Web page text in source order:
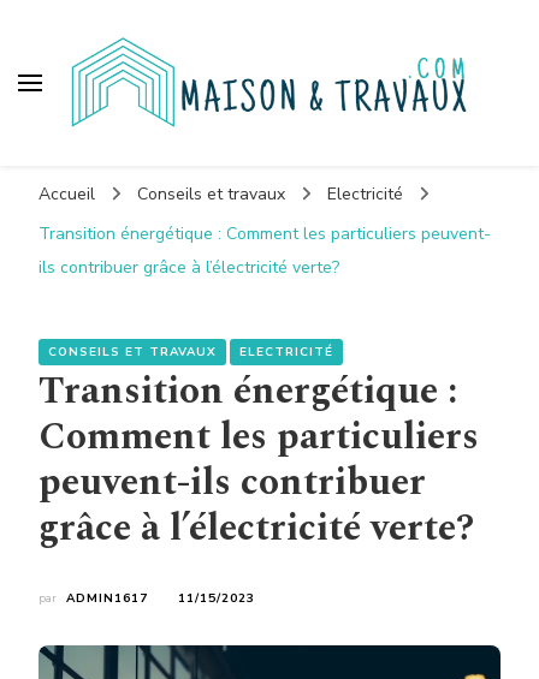
Accueil Conseils et travaux
Electricité
Transition énergétique : Comment les particuliers peuvent-
ils contribuer grâce à l’électricité verte?
CONSEILS ET TRAVAUX ELECTRICITÉ
Transition énergétique :
Comment les particuliers
peuvent-ils contribuer
grâce à l’électricité verte?
par ADMIN1617 11/15/2023